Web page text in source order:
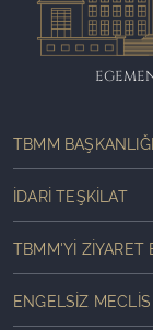
TBMM BAŞKANLIĞI
İDARI TEŞKILAT
TBMM'YI ZIYARET
ENGELSIZ MECLIS